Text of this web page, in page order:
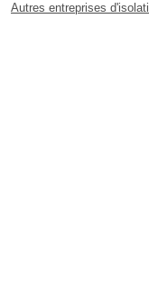
Autres entreprises